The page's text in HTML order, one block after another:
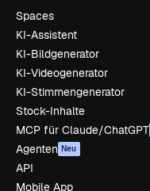
Spaces
KI-Assistent
KI-Bildgenerator
KI-Videogenerator
KI-Stimmengenerator
Stock-Inhalte
MCP für Claude/ChatGPT
Agenten Neu
API
Mobile App